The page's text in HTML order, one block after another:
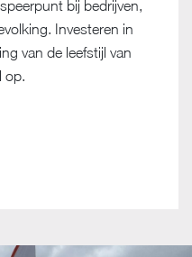
bij bedrijven,
Investeren in
van de leefstijl van
op.